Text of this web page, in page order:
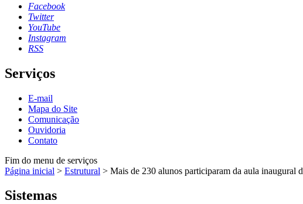
Facebook
Twitter
YouTube
Instagram
RSS
Serviços
E-mail
Mapa do Site
Comunicação
Ouvidoria
Contato
Fim do menu de serviços
Página inicial > Estrutural > Mais de 230 alunos participaram da aula inaugural
Sistemas